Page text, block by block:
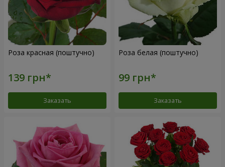
Роза красная (поштучно)
Заказать
Роза белая (поштучно)
Заказать